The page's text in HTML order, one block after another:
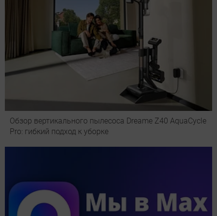
Обзор вертикального пылесоса Dreame Z40 AquaCycle
Pro: гибкий подход к уборке